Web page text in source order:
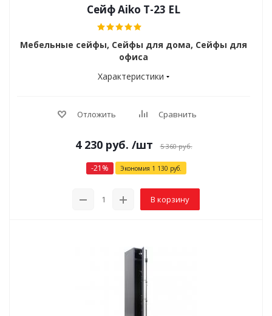
Сейф Aiko T-23 EL
Мебельные сейфы, Сейфы для дома, Сейфы для
офиса
Характеристики
Отложить Сравнить
4 230руб. /шт 5 360руб.
-21 % Экономия 1 130 руб.
В корзину